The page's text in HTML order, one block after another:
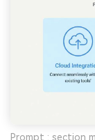
Prompt : section